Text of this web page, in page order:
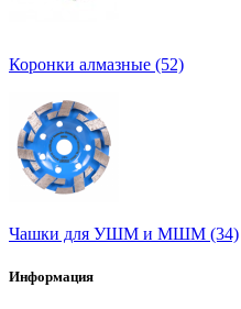
Коронки алмазные (52)
Чашки для УШМ и МШМ (34)
Информация